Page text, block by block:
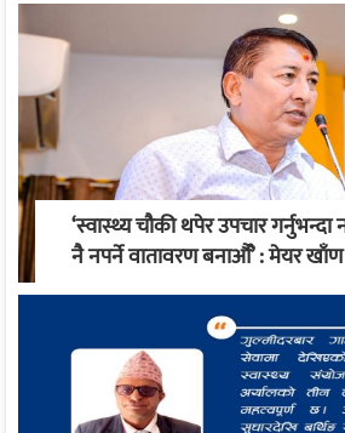
‘स्वास्थ्य चौकी थपेर उपचार गर्नुभन्दा
नै नपर्ने वातावरण बनाऔँ’ : मेयर खाँण